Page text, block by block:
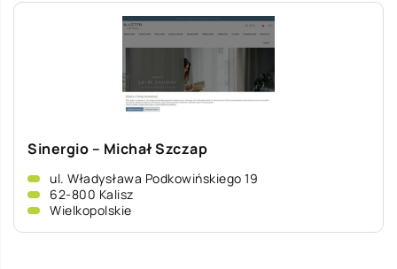
Sinergio – Michał Szczap
ul. Władysława Podkowińskiego 19
62-800 Kalisz
Wielkopolskie